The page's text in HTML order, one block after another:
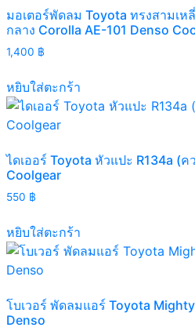
มอเตอร์พัดลม Toyota ทรงสามเห
กลาง Corolla AE-101 Denso
1,400 ฿
หยิบใส่ตะกร้า
ไดเออร์ Toyota หัวแปะ R134a (
Coolgear
550 ฿
หยิบใส่ตะกร้า
โบเวอร์ พัดลมแอร์ Toyota
Denso